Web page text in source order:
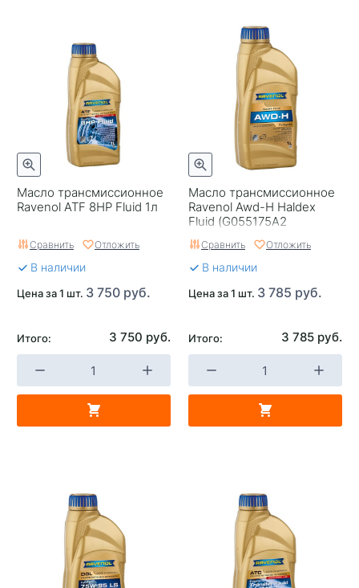
Масло трансмиссионное
Ravenol ATF 8HP Fluid 1л
Сравнить Отложить
В наличии
Цена за 1 шт. 3 750 руб.
Итого: 3 750 руб.
Масло трансмиссионное
Ravenol Awd-H Haldex
Fluid (G055175A2
Оригинал VAG) 1л
Сравнить Отложить
В наличии
Цена за 1 шт. 3 785 руб.
Итого: 3 785 руб.